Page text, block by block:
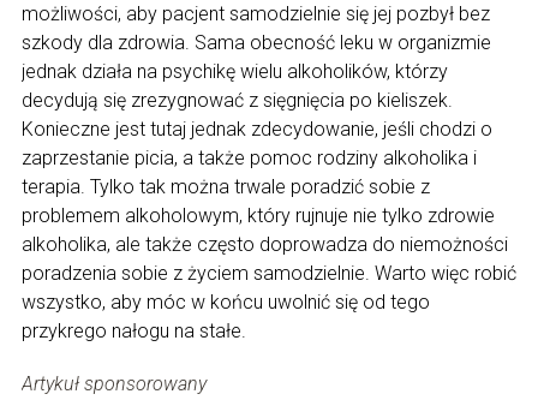
możliwości, aby pacjent samodzielnie się jej pozbył bez
szkody dla zdrowia. Sama obecność leku w organizmie
jednak działa na psychikę wielu alkoholików, którzy
decydują się zrezygnować z sięgnięcia po kieliszek.
Konieczne jest tutaj jednak zdecydowanie, jeśli chodzi o
zaprzestanie picia, a także pomoc rodziny alkoholika i
terapia. Tylko tak można trwale poradzić sobie z
problemem alkoholowym, który rujnuje nie tylko zdrowie
alkoholika, ale także często doprowadza do niemożności
poradzenia sobie z życiem samodzielnie. Warto więc robić
wszystko, aby móc w końcu uwolnić się od tego
przykrego nałogu na stałe.
Artykuł sponsorowany